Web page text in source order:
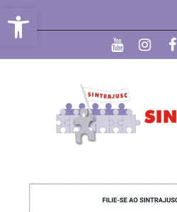
Abrir a barra de ferramentas